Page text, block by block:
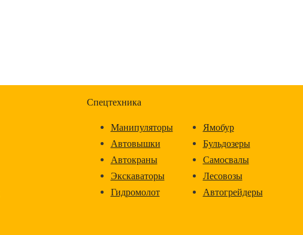
Спецтехника
Манипуляторы
Автовышки
Автокраны
Экскаваторы
Гидромолот
Ямобур
Бульдозеры
Самосвалы
Лесовозы
Автогрейдеры